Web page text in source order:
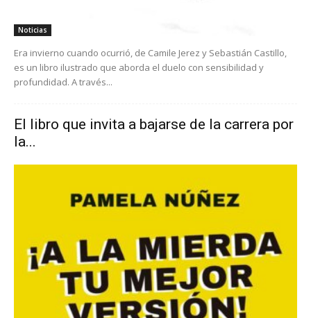
Noticias
Era invierno cuando ocurrió, de Camile Jerez y Sebastián Castillo,
es un libro ilustrado que aborda el duelo con sensibilidad y
profundidad. A través...
El libro que invita a bajarse de la carrera por
la...